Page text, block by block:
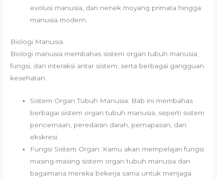
evolusi manusia, dari nenek moyang primata hingga
manusia modern.
Biologi Manusia
Biologi manusia membahas sistem organ tubuh manusia,
fungsi, dan interaksi antar sistem, serta berbagai gangguan
kesehatan.
Sistem Organ Tubuh Manusia: Bab ini membahas
berbagai sistem organ tubuh manusia, seperti sistem
pencernaan, peredaran darah, pernapasan, dan
ekskresi.
Fungsi Sistem Organ: Kamu akan mempelajari fungsi
masing-masing sistem organ tubuh manusia dan
bagaimana mereka bekerja sama untuk menjaga